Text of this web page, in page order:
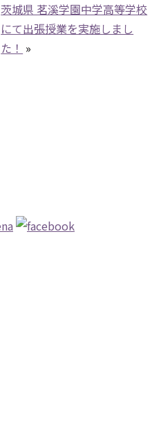
茨城県 茗溪学園中学高等学校
にて出張授業を実施しまし
た！ »